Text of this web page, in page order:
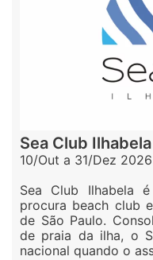
Sea Club
10/Out a 31/Dez 2026
Sea Club Ilhabela
procura beach club
de São Paulo.
de praia da ilha, o
nacional quando o